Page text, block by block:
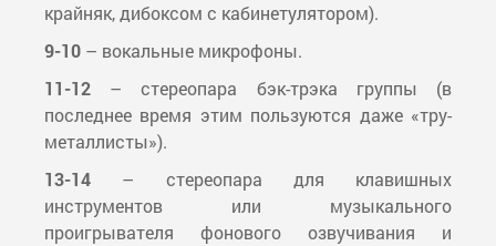
крайняк, дибоксом с кабинетулятором).
9-10 – вокальные микрофоны.
11-12 – стереопара бэк-трэка группы (в
последнее время этим пользуются даже «тру-
металлисты»).
13-14 – стереопара для клавишных
инструментов или музыкального
проигрывателя фонового озвучивания и